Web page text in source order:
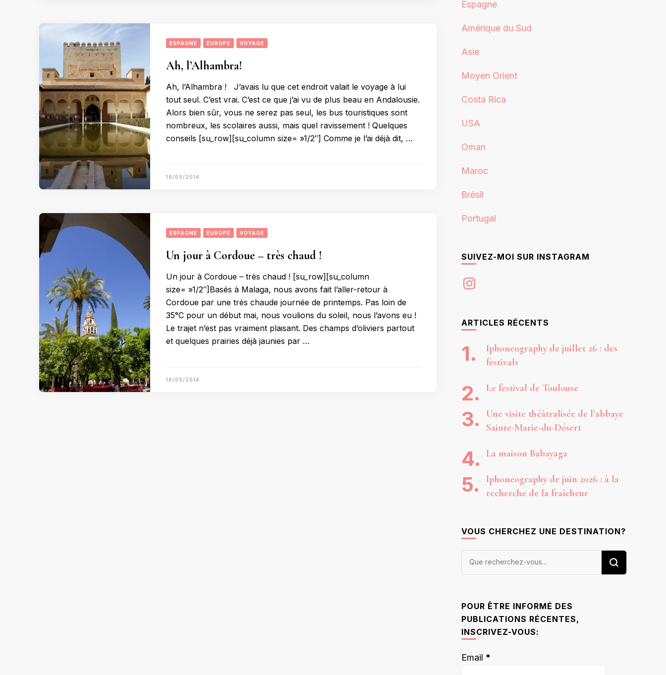
ESPAGNE EUROPE VOYAGE
Ah, l’Alhambra!
Ah, l’Alhambra ! J’avais lu que cet endroit valait le voyage à lui
tout seul. C’est vrai. C’est ce que j’ai vu de plus beau en Andalousie.
Alors bien sûr, vous ne serez pas seul, les bus touristiques sont
nombreux, les scolaires aussi, mais quel ravissement ! Quelques
conseils [su_row][su_column size= »1/2″] Comme je l’ai déjà dit, …
19/05/2014
ESPAGNE EUROPE VOYAGE
Un jour à Cordoue – très chaud !
Un jour à Cordoue – très chaud ! [su_row][su_column
size= »1/2″]Basés à Malaga, nous avons fait l’aller-retour à
Cordoue par une très chaude journée de printemps. Pas loin de
35°C pour un début mai, nous voulions du soleil, nous l’avons eu !
Le trajet n’est pas vraiment plaisant. Des champs d’oliviers partout
et quelques prairies déjà jaunies par …
16/05/2014
Espagne
Amérique du Sud
Asie
Moyen Orient
Costa Rica
USA
Oman
Maroc
Brésil
Portugal
SUIVEZ-MOI SUR INSTAGRAM
Instagram
ARTICLES RÉCENTS
Iphoneography de juillet 26 : des
festivals
Le festival de Toulouse
Une visite théâtralisée de l’abbaye
Sainte-Marie-du-Désert
La maison Babayaga
Iphoneography de juin 2026 : à la
recherche de la fraîcheur
VOUS CHERCHEZ UNE DESTINATION?
Vous
POUR ÊTRE INFORMÉ DES
PUBLICATIONS RÉCENTES,
INSCRIVEZ-VOUS:
Email *